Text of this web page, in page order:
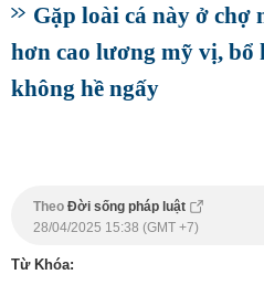
Gặp loài cá này ở chợ
hơn cao lương mỹ vị, bổ
không hề ngấy
Theo Đời sống pháp luật
28/04/2025 15:38 (GMT +7)
Từ Khóa: